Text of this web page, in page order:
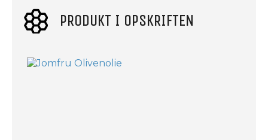
PRODUKT I OPSKRIFTEN